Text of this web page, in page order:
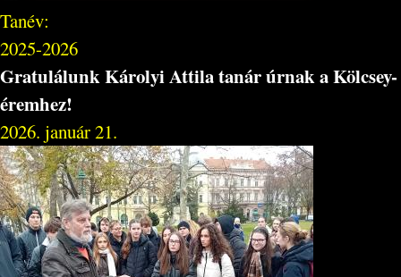
Tanév:
2025-2026
Gratulálunk Károlyi Attila tanár úrnak a Kölcsey-
éremhez!
2026. január 21.